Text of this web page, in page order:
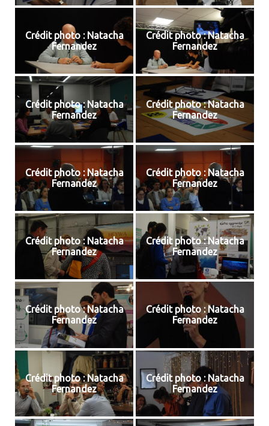
Crédit photo : Natacha
Fernandez
Crédit photo : Natacha
Fernandez
Crédit photo : Natacha
Fernandez
Crédit photo : Natacha
Fernandez
Crédit photo : Natacha
Fernandez
Crédit photo : Natacha
Fernandez
Crédit photo : Natacha
Fernandez
Crédit photo : Natacha
Fernandez
Crédit photo : Natacha
Fernandez
Crédit photo : Natacha
Fernandez
Crédit photo : Natacha
Fernandez
Crédit photo : Natacha
Fernandez